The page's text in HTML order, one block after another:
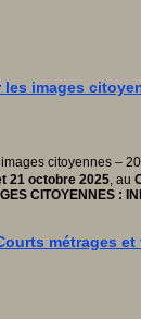
les images
21 octobre 2025, au
CITOYENNES :
métrages